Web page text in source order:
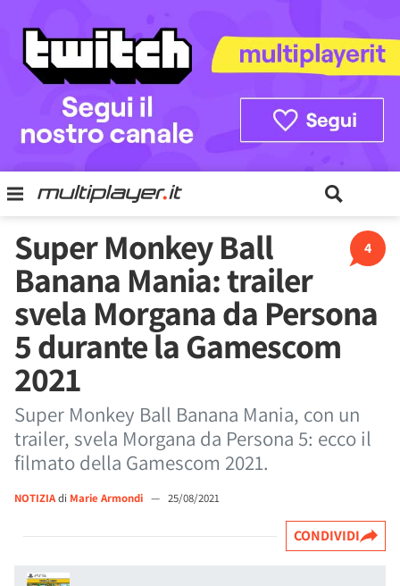
4
Super Monkey Ball
Banana Mania: trailer
svela Morgana da Persona
5 durante la Gamescom
2021
Super Monkey Ball Banana Mania, con un
trailer, svela Morgana da Persona 5: ecco il
filmato della Gamescom 2021.
NOTIZIAdi Marie Armondi — 25/08/2021
CONDIVIDI